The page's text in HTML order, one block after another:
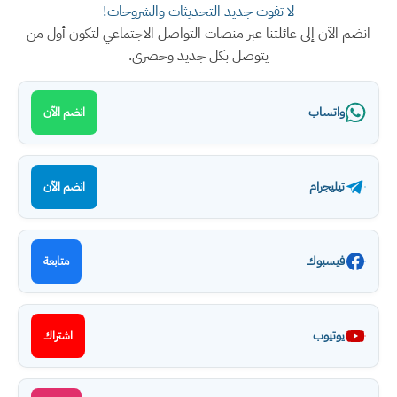
لا تفوت جديد التحديثات والشروحات!
انضم الآن إلى عائلتنا عبر منصات التواصل الاجتماعي لتكون أول من
يتوصل بكل جديد وحصري.
واتساب انضم الآن
تيليجرام انضم الآن
فيسبوك متابعة
يوتيوب اشتراك